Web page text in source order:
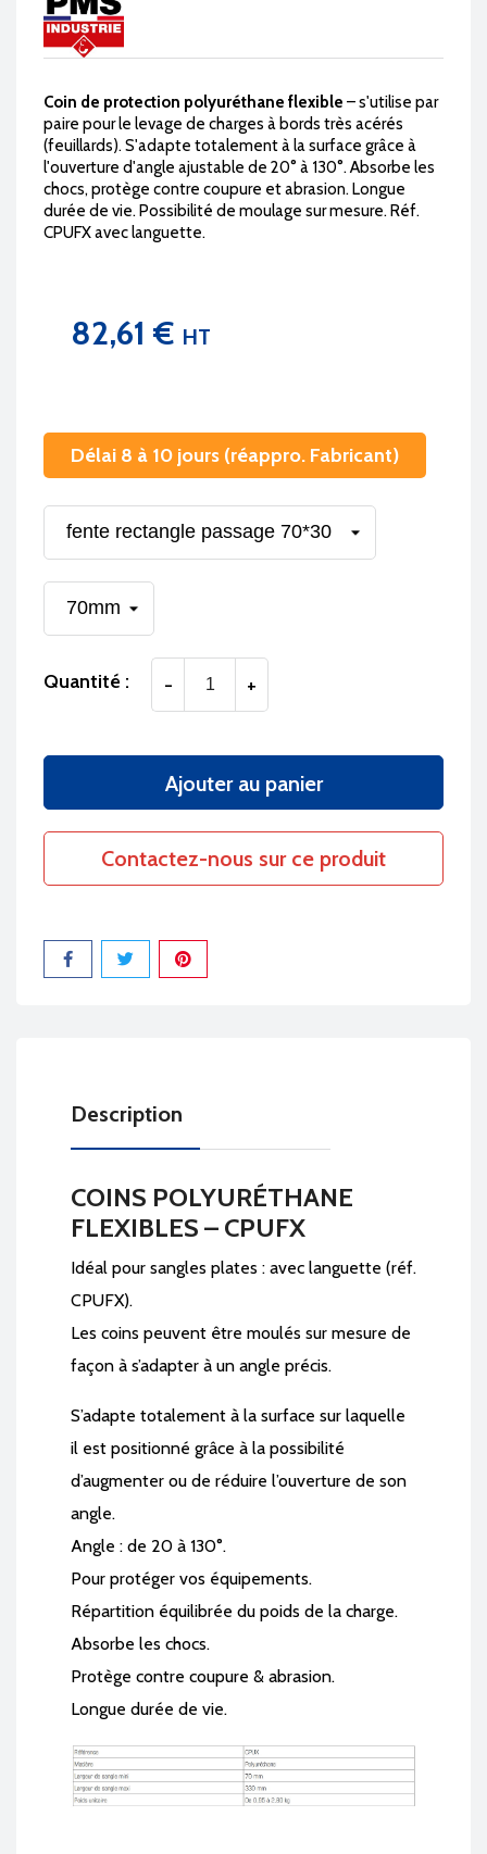
Coin de protection polyuréthane flexible – s'utilise par
paire pour le levage de charges à bords très acérés
(feuillards). S'adapte totalement à la surface grâce à
l'ouverture d'angle ajustable de 20° à 130°. Absorbe les
chocs, protège contre coupure et abrasion. Longue
durée de vie. Possibilité de moulage sur mesure. Réf.
CPUFX avec languette.
82,61 € HT
Délai 8 à 10 jours (réappro. Fabricant)
Quantité : - +
Ajouter au panier
Contactez-nous sur ce produit
Partager
Description
COINS POLYURÉTHANE
FLEXIBLES – CPUFX
Idéal pour sangles plates : avec languette (réf.
CPUFX).
Les coins peuvent être moulés sur mesure de
façon à s’adapter à un angle précis.
S’adapte totalement à la surface sur laquelle
il est positionné grâce à la possibilité
d’augmenter ou de réduire l’ouverture de son
angle.
Angle : de 20 à 130°.
Pour protéger vos équipements.
Répartition équilibrée du poids de la charge.
Absorbe les chocs.
Protège contre coupure & abrasion.
Longue durée de vie.